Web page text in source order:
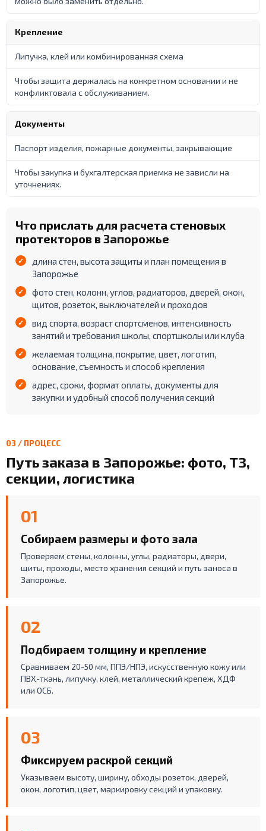
Крепление
Липучка, клей или комбинированная схема
Чтобы защита держалась на конкретном основании и не
конфликтовала с обслуживанием.
Документы
Паспорт изделия, пожарные документы, закрывающие
Чтобы закупка и бухгалтерская приемка не зависли на
уточнениях.
Что прислать для расчета стеновых
протекторов в Запорожье
длина стен, высота защиты и план помещения в
Запорожье
фото стен, колонн, углов, радиаторов, дверей, окон,
щитов, розеток, выключателей и проходов
вид спорта, возраст спортсменов, интенсивность
занятий и требования школы, спортшколы или клуба
желаемая толщина, покрытие, цвет, логотип,
основание, съемность и способ крепления
адрес, сроки, формат оплаты, документы для
закупки и удобный способ получения секций
03 / ПРОЦЕСС
Путь заказа в Запорожье: фото, ТЗ,
секции, логистика
01
Собираем размеры и фото зала
Проверяем стены, колонны, углы, радиаторы, двери,
щиты, проходы, место хранения секций и путь заноса в
Запорожье.
02
Подбираем толщину и крепление
Сравниваем 20-50 мм, ППЭ/НПЭ, искусственную кожу или
ПВХ-ткань, липучку, клей, металлический крепеж, ХДФ
или ОСБ.
03
Фиксируем раскрой секций
Указываем высоту, ширину, обходы розеток, дверей,
окон, логотип, цвет, маркировку секций и упаковку.